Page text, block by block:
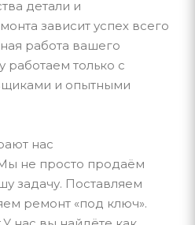
детали и
зависит успех всего
работа вашего
работаем только с
и опытными
нас
не просто продаём
задачу. Поставляем
ремонт «под ключ».